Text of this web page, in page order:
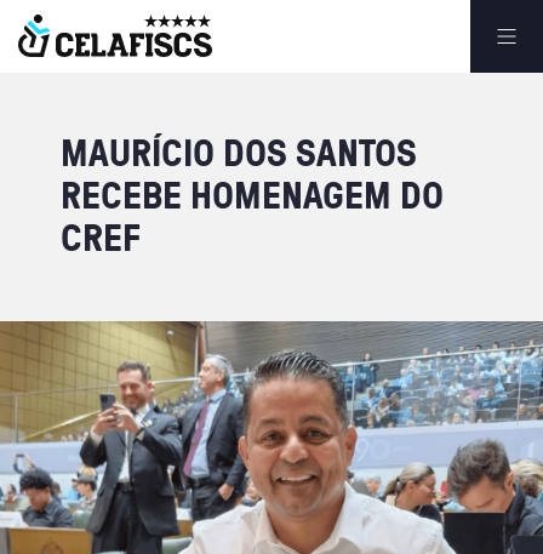
MAURÍCIO DOS SANTOS
RECEBE HOMENAGEM DO
CREF